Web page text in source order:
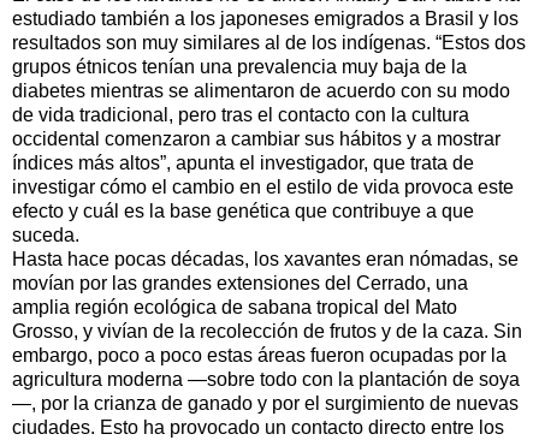
estudiado también a los japoneses emigrados a Brasil y los
resultados son muy similares al de los indígenas. “Estos dos
grupos étnicos tenían una prevalencia muy baja de la
diabetes mientras se alimentaron de acuerdo con su modo
de vida tradicional, pero tras el contacto con la cultura
occidental comenzaron a cambiar sus hábitos y a mostrar
índices más altos”, apunta el investigador, que trata de
investigar cómo el cambio en el estilo de vida provoca este
efecto y cuál es la base genética que contribuye a que
suceda.
Hasta hace pocas décadas, los xavantes eran nómadas, se
movían por las grandes extensiones del Cerrado, una
amplia región ecológica de sabana tropical del Mato
Grosso, y vivían de la recolección de frutos y de la caza. Sin
embargo, poco a poco estas áreas fueron ocupadas por la
agricultura moderna —sobre todo con la plantación de soya
—, por la crianza de ganado y por el surgimiento de nuevas
ciudades. Esto ha provocado un contacto directo entre los